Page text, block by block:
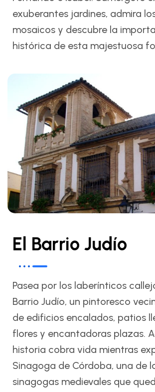
exuberantes jardines, admira
mosaicos y descubre la
histórica de esta majestuosa
El Barrio Judío
Pasea por los laberínticos
Barrio Judío, un pintoresco
de edificios encalados, patios
flores y encantadoras plazas.
historia cobra vida mientras
Sinagoga de Córdoba, una de
sinagogas medievales que